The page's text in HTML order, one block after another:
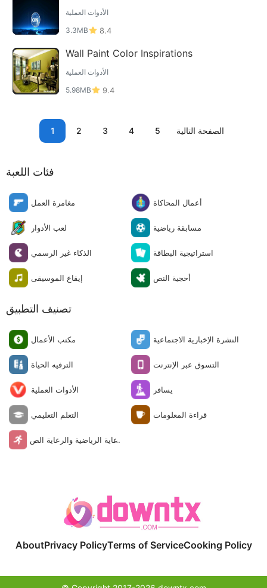
الأدوات العملية
3.3MB
8.4
Wall Paint Color Inspirations
الأدوات العملية
5.98MB
9.4
1 2 3 4 5 الصفحة التالية
فئات اللعبة
مغامرة العمل أعمال المحاكاة
لعب الأدوار مسابقة رياضية
الذكاء غير الرسمي استراتيجية البطاقة
إيقاع الموسيقى أحجية النص
تصنيف التطبيق
مكتب الأعمال النشرة الإخبارية الاجتماعية
الترفيه الحياة التسوق عبر الإنترنت
الأدوات العملية يسافر
التعلم التعليمي قراءة المعلومات
الرعاية الرياضية والرعاية الص
AboutPrivacy PolicyTerms of ServiceCooking Policy